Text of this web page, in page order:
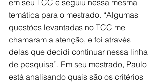
em seu TCC e seguiu nessa mesma
temática para o mestrado. “Algumas
questões levantadas no TCC me
chamaram a atenção, e foi através
delas que decidi continuar nessa linha
de pesquisa”. Em seu mestrado, Paulo
está analisando quais são os critérios